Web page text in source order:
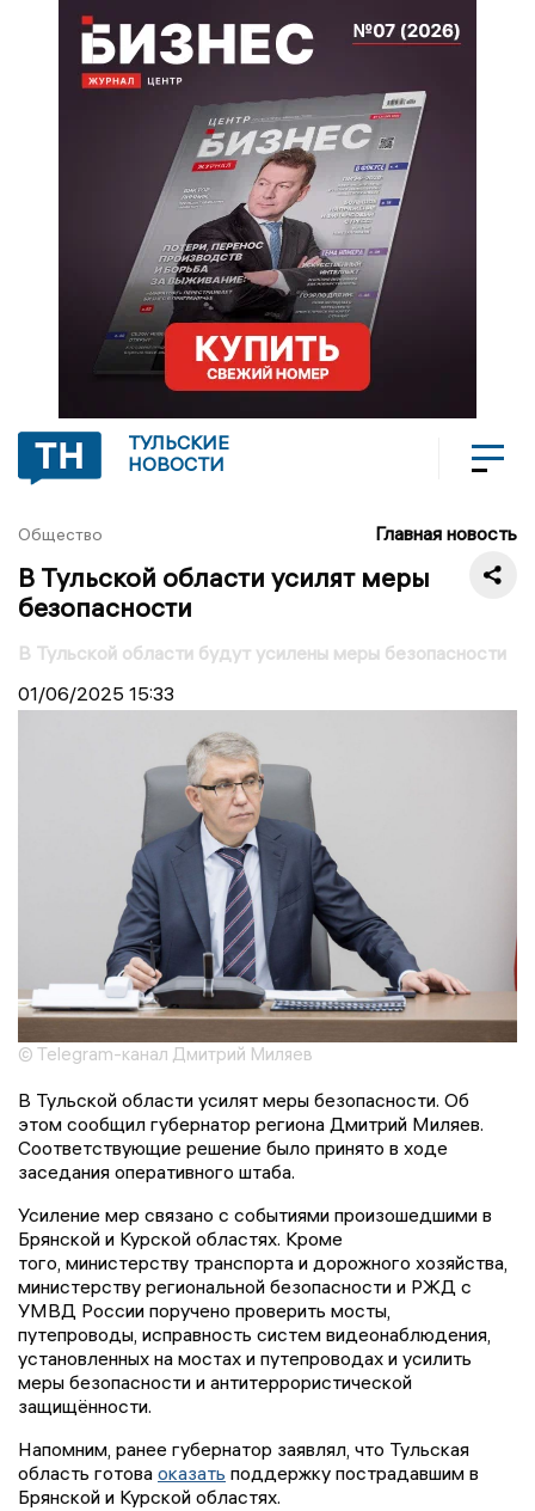
ТУЛЬСКИЕ
НОВОСТИ
Общество Главная новость
В Тульской области усилят меры
безопасности
В Тульской области будут усилены меры безопасности
01/06/2025 15:33
© Telegram-канал Дмитрий Миляев
В Тульской области усилят меры безопасности. Об
этом сообщил губернатор региона Дмитрий Миляев.
Соответствующие решение было принято в ходе
заседания оперативного штаба.
Усиление мер связано с событиями произошедшими в
Брянской и Курской областях. Кроме
того, министерству транспорта и дорожного хозяйства,
министерству региональной безопасности и РЖД с
УМВД России поручено проверить мосты,
путепроводы, исправность систем видеонаблюдения,
установленных на мостах и путепроводах и усилить
меры безопасности и антитеррористической
защищённости.
Напомним, ранее губернатор заявлял, что Тульская
область готова оказать поддержку пострадавшим в
Брянской и Курской областях.